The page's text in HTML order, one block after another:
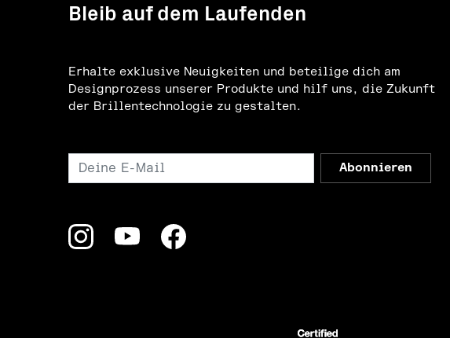
Bleib auf dem Laufenden
Erhalte exklusive Neuigkeiten und beteilige dich am
Designprozess unserer Produkte und hilf uns, die Zukunft
der Brillentechnologie zu gestalten.